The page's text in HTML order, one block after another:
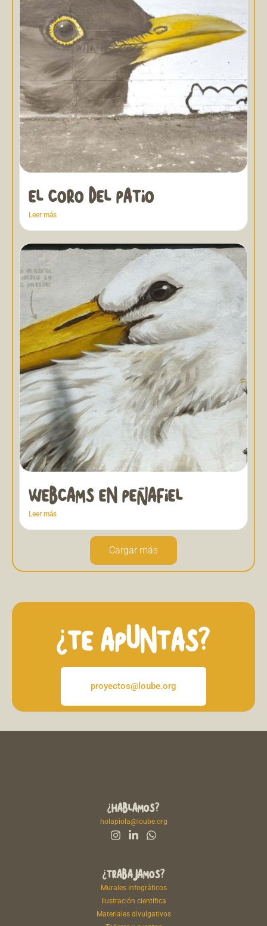
EL CORO DEL PATIO
Leer más
WEBCAMS EN PEÑAFIEL
Leer más
Cargar más
¿TE APUNTAS?
proyectos@loube.org
¿HABLAMOS?
holapiola@loube.org
¿TRABAJAMOS?
Murales infográficos
Ilustración científica
Materiales divulgativos